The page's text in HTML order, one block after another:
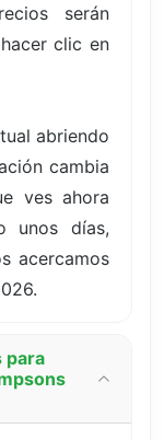
serán
clic en
abriendo
cambia
ves ahora
unos días,
acercamos
para